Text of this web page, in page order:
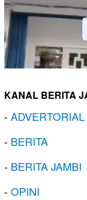
KANAL BERITA
-ADVERTORIAL
- BERITA
- BERITA JAMBI
-OPINI